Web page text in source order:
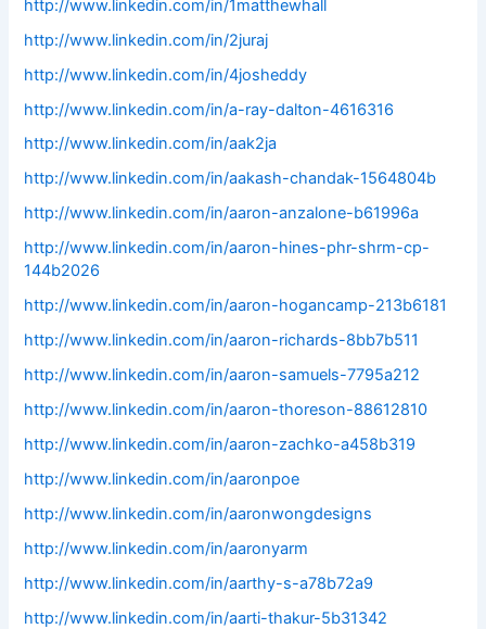
http://www.linkedin.com/in/1matthewhall
http://www.linkedin.com/in/2juraj
http://www.linkedin.com/in/4josheddy
http://www.linkedin.com/in/a-ray-dalton-4616316
http://www.linkedin.com/in/aak2ja
http://www.linkedin.com/in/aakash-chandak-1564804b
http://www.linkedin.com/in/aaron-anzalone-b61996a
http://www.linkedin.com/in/aaron-hines-phr-shrm-cp-
144b2026
http://www.linkedin.com/in/aaron-hogancamp-213b6181
http://www.linkedin.com/in/aaron-richards-8bb7b511
http://www.linkedin.com/in/aaron-samuels-7795a212
http://www.linkedin.com/in/aaron-thoreson-88612810
http://www.linkedin.com/in/aaron-zachko-a458b319
http://www.linkedin.com/in/aaronpoe
http://www.linkedin.com/in/aaronwongdesigns
http://www.linkedin.com/in/aaronyarm
http://www.linkedin.com/in/aarthy-s-a78b72a9
http://www.linkedin.com/in/aarti-thakur-5b31342